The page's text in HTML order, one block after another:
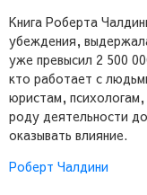
Книга Роберта
убеждения,
уже превысил 2 500
кто работает с
юристам,
роду деятельности
оказывать влияние.
Роберт Чалдини